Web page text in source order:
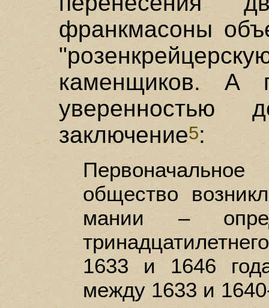
франкмасоны
каменщиков. А
уверенностью
заключение5:
общество
мании –
1633 и 1646
между 1633 и